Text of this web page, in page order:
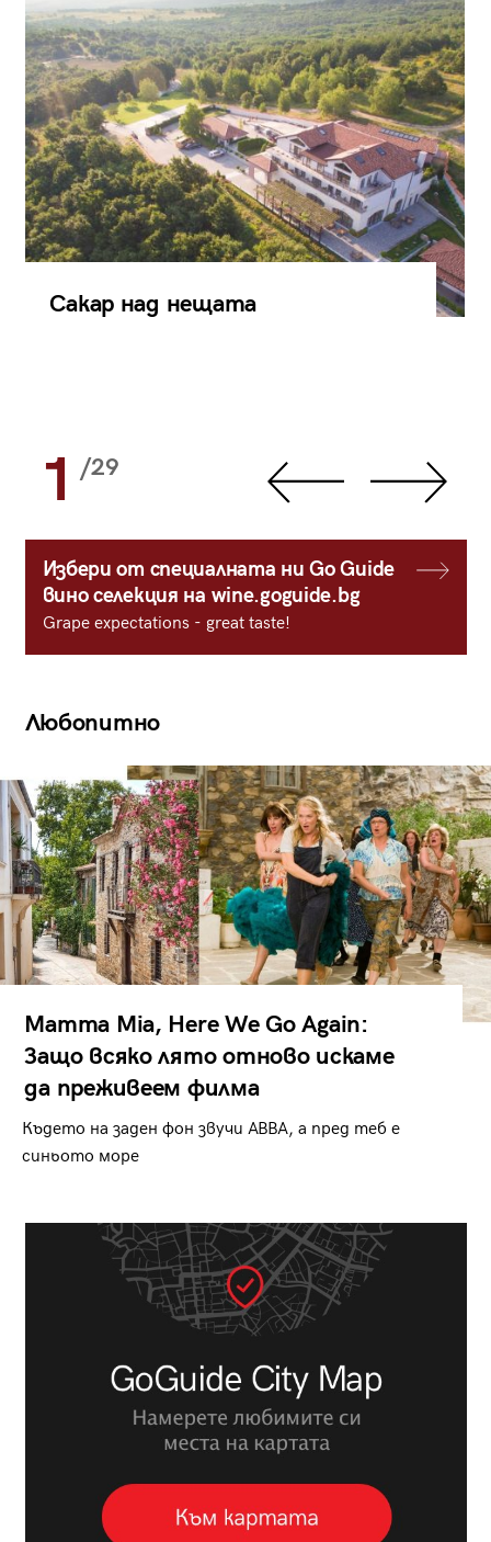
Сакар над нещата
1 /29
Избери от специалната ни Go Guide
вино селекция на wine.goguide.bg
Grape expectations - great taste!
Любопитно
Mamma Mia, Here We Go Again:
Защо всяко лято отново искаме
да преживеем филма
Където на заден фон звучи ABBA, а пред теб е
синьото море